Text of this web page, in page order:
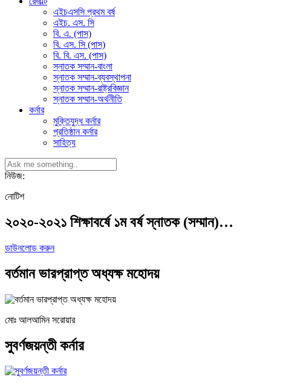
এইচএসসি প্রথম বর্ষ
এইচ. এস. সি
বি. এ. (পাস)
বি. এস. সি (পাস)
বি. বি. এস. (পাস)
স্নাতক সম্মান-বাংলা
স্নাতক সম্মান-ব্যবস্থাপনা
স্নাতক সম্মান-রাষ্ট্রবিজ্ঞান
স্নাতক সম্মান-অর্থনীতি
কর্নার
মুক্তিযুদ্ধ কর্নার
প্রতিষ্ঠান কর্নার
সাহিত্য
নিউজ:
নোটিশ
২০২০-২০২১ শিক্ষাবর্ষে ১ম বর্ষ স্নাতক (সম্মান)…
ডাউনলোড করুন
বর্তমান ভারপ্রাপ্ত অধ্যক্ষ মহোদয়
মোঃ আলআমিন সরোয়ার
সুবর্ণজয়ন্তী কর্নার